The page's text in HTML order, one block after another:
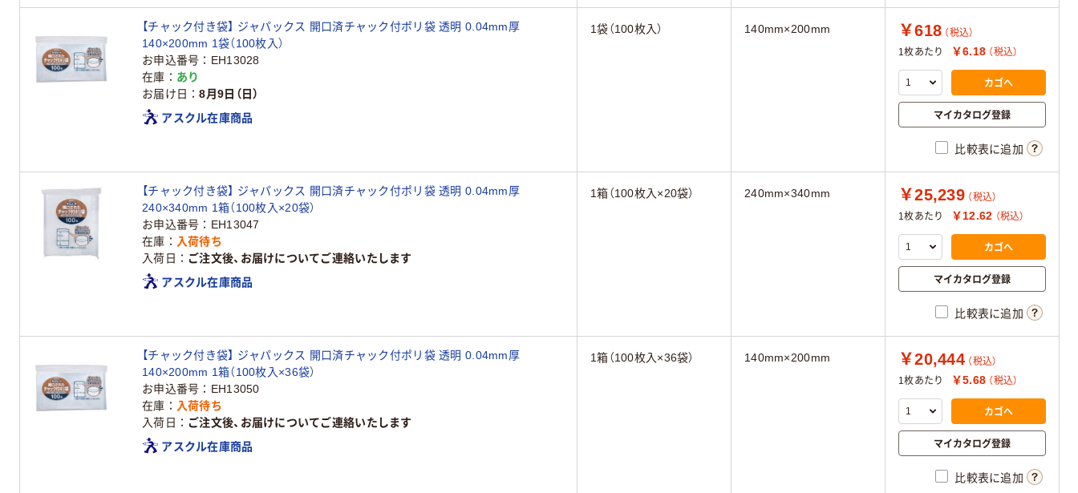
【チャック付き袋】 ジャパックス 開口済チャック付ポリ袋 透明 0.04mm厚
140×200mm 1袋（100枚入）
お申込番号
EH13028
在庫
あり
お届け日
8月9日（日）
アスクル在庫商品
1袋（100枚入） 140mm×200mm ￥618 （税込）
1枚あたり
￥6.18 （税込）
カゴへ
マイカタログ登録
比較表に追加
【チャック付き袋】 ジャパックス 開口済チャック付ポリ袋 透明 0.04mm厚
240×340mm 1箱（100枚入×20袋）
お申込番号
EH13047
在庫
入荷待ち
入荷日
ご注文後、お届けについてご連絡いたします
アスクル在庫商品
1箱（100枚入×20袋） 240mm×340mm ￥25,239 （税込）
1枚あたり
￥12.62 （税込）
カゴへ
マイカタログ登録
比較表に追加
【チャック付き袋】 ジャパックス 開口済チャック付ポリ袋 透明 0.04mm厚
140×200mm 1箱（100枚入×36袋）
お申込番号
EH13050
在庫
入荷待ち
入荷日
ご注文後、お届けについてご連絡いたします
アスクル在庫商品
1箱（100枚入×36袋） 140mm×200mm ￥20,444 （税込）
1枚あたり
￥5.68 （税込）
カゴへ
マイカタログ登録
比較表に追加